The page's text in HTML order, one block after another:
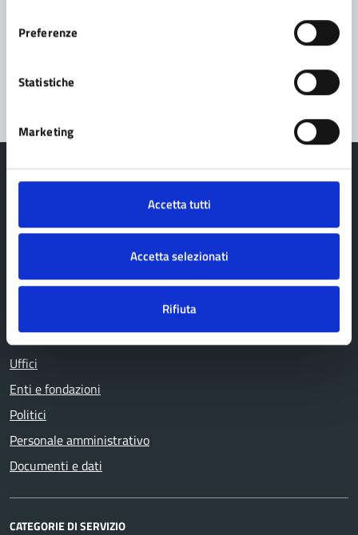
Preferenze
Statistiche
Marketing
Accetta tutti
Accetta selezionati
Rifiuta
Problemi in città
Segnala disservizio
Comune Lama Mocogno
AMMINISTRAZIONE
Aree amministrative
Uffici
Enti e fondazioni
Politici
Personale amministrativo
Documenti e dati
CATEGORIE DI SERVIZIO